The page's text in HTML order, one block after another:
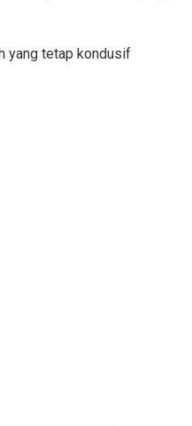
yang tetap kondusif